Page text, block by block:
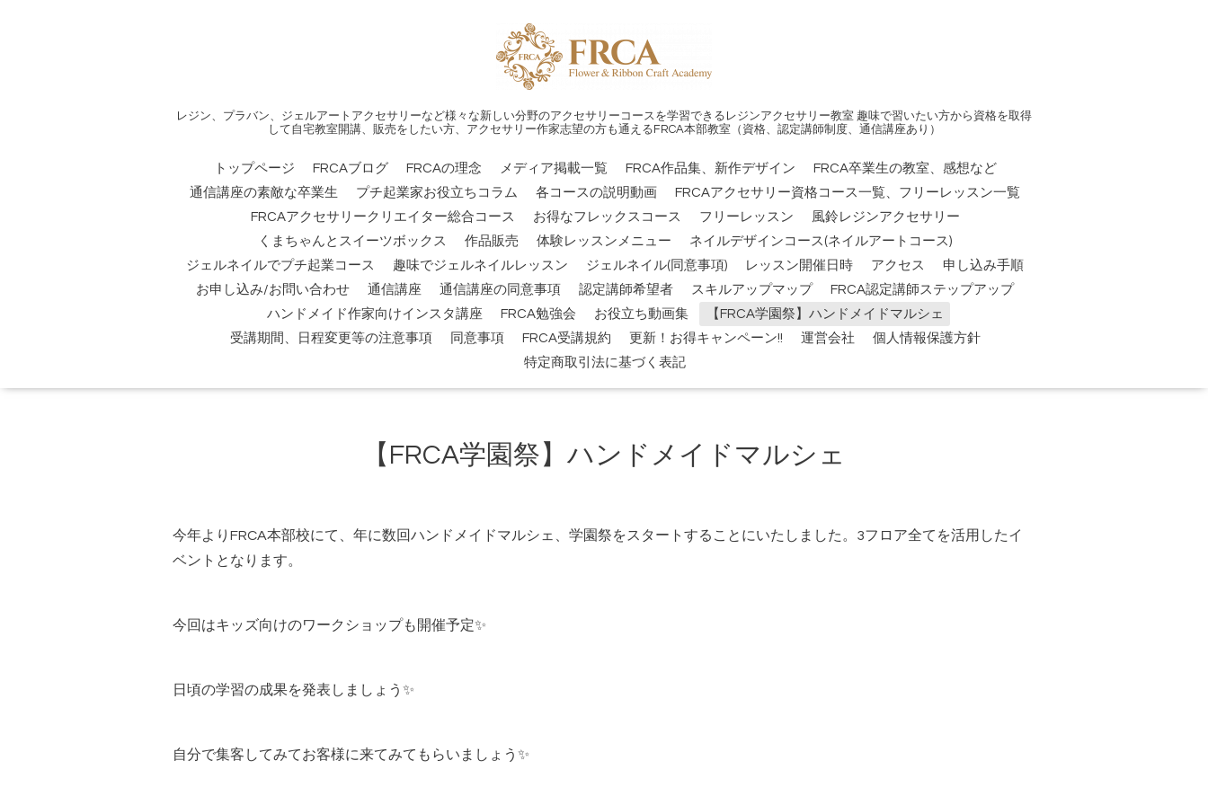
レジン、プラバン、ジェルアートアクセサリーなど様々な新しい分野のアクセサリーコースを学習できるレジンアクセサリー教室 趣味で習いたい方から資格を取得
して自宅教室開講、販売をしたい方、アクセサリー作家志望の方も通えるFRCA本部教室（資格、認定講師制度、通信講座あり）
トップページ FRCAブログ FRCAの理念 メディア掲載一覧 FRCA作品集、新作デザイン
FRCA卒業生の教室、感想など
通信講座の素敵な卒業生
プチ起業家お役立ちコラム 各コースの説明動画
FRCAアクセサリー資格コース一覧、フリーレッスン一覧
FRCAアクセサリークリエイター総合コース
お得なフレックスコース フリーレッスン
風鈴レジンアクセサリー
くまちゃんとスイーツボックス
作品販売 体験レッスンメニュー
ネイルデザインコース(ネイルアートコース)
ジェルネイルでプチ起業コース
趣味でジェルネイルレッスン ジェルネイル(同意事項) レッスン開催日時 アクセス
申し込み手順
お申し込み/お問い合わせ
通信講座 通信講座の同意事項 認定講師希望者 スキルアップマップ
FRCA認定講師ステップアップ
ハンドメイド作家向けインスタ講座
FRCA勉強会 お役立ち動画集
【FRCA学園祭】ハンドメイドマルシェ
受講期間、日程変更等の注意事項
同意事項 FRCA受講規約 更新！お得キャンペーン!! 運営会社
個人情報保護方針
特定商取引法に基づく表記
【FRCA学園祭】ハンドメイドマルシェ
今年よりFRCA本部校にて、年に数回ハンドメイドマルシェ、学園祭をスタートすることにいたしました。3フロア全てを活用したイ
ベントとなります。
今回はキッズ向けのワークショップも開催予定✨
日頃の学習の成果を発表しましょう✨
自分で集客してみてお客様に来てみてもらいましょう✨